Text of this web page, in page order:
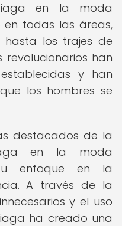
en la moda
en todas las áreas,
los trajes de
revolucionarios han
y han
los hombres se
destacados de la
en la moda
enfoque en la
A través de la
y el uso
ha creado una